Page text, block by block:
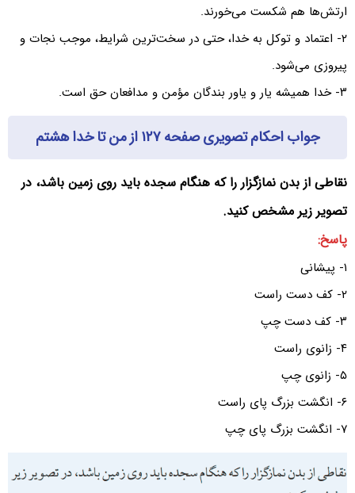
ارتش‌ها هم شکست می‌خورند.
۲- اعتماد و توکل به خدا، حتی در سخت‌ترین شرایط، موجب نجات و
پیروزی می‌شود.
۳- خدا همیشه یار و یاور بندگان مؤمن و مدافعان حق است.
جواب احکام تصویری صفحه ۱۲۷ از من تا خدا هشتم
نقاطی از بدن نمازگزار را که هنگام سجده باید روی زمین باشد، در
تصویر زیر مشخص کنید.
پاسخ:
۱- پیشانی
۲- کف دست راست
۳- کف دست چپ
۴- زانوی راست
۵- زانوی چپ
۶- انگشت بزرگ پای راست
۷- انگشت بزرگ پای چپ